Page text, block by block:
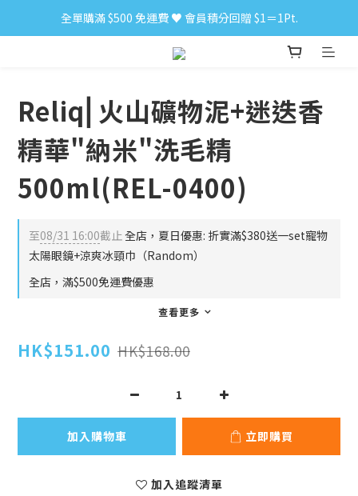
小食購滿 $300 順豐免運費 ‼
全單購滿 $500 免運費 ♥︎ 會員積分回贈 $1＝1Pt.
小食購滿 $300 順豐免運費 ‼
Reliq⎜火山礦物泥+迷迭香
精華"納米"洗毛精
500ml(REL-0400)
至08/31 16:00截止全店，夏日優惠: 折實滿$380送一set寵物
太陽眼鏡+涼爽冰頸巾（Random）
全店，滿$500免運費優惠
查看更多
HK$151.00 HK$168.00
加入購物車 立即購買
加入追蹤清單